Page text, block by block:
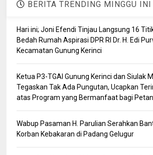
BERITA TRENDING MINGGU INI
Hari ini; Joni Efendi Tinjau Langsung 16
Bedah Rumah Aspirasi DPR RI Dr. H. Edi
Kecamatan Gunung Kerinci
Ketua P3-TGAI Gunung Kerinci dan Siulak
Tegaskan Tak Ada Pungutan, Ucapkan
atas Program yang Bermanfaat bagi
Wabup Pasaman H. Parulian Serahkan
Korban Kebakaran di Padang Gelugur